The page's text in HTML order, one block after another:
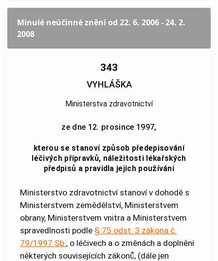
Minulé neúčinné zněníod 22. 6. 2006 - 24. 2.
2008
343
VYHLÁŠKA
Ministerstva zdravotnictví
ze dne 12. prosince 1997,
kterou se stanoví způsob předepisování
léčivých přípravků, náležitosti lékařských
předpisů a pravidla jejich používání
Ministerstvo zdravotnictví stanoví v dohodě s
Ministerstvem zemědělství, Ministerstvem
obrany, Ministerstvem vnitra a Ministerstvem
spravedlnosti podle § 75 odst. 3 zákona č.
79/1997 Sb., o léčivech a o změnách a doplnění
některých souvisejících zákonů, (dále jen